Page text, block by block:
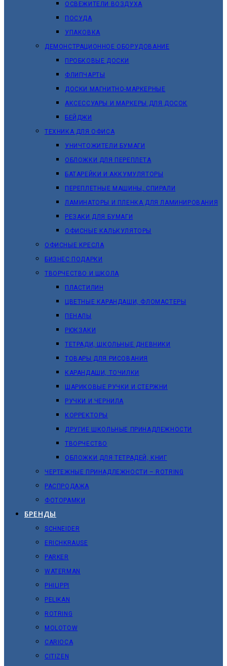
ОСВЕЖИТЕЛИ ВОЗДУХА
ПОСУДА
УПАКОВКА
ДЕМОНСТРАЦИОННОЕ ОБОРУДОВАНИЕ
ПРОБКОВЫЕ ДОСКИ
ФЛИПЧАРТЫ
ДОСКИ МАГНИТНО-МАРКЕРНЫЕ
АКСЕССУАРЫ И МАРКЕРЫ ДЛЯ ДОСОК
БЕЙДЖИ
ТЕХНИКА ДЛЯ ОФИСА
УНИЧТОЖИТЕЛИ БУМАГИ
ОБЛОЖКИ ДЛЯ ПЕРЕПЛЕТА
БАТАРЕЙКИ И АККУМУЛЯТОРЫ
ПЕРЕПЛЕТНЫЕ МАШИНЫ, СПИРАЛИ
ЛАМИНАТОРЫ И ПЛЕНКА ДЛЯ ЛАМИНИРОВАНИЯ
РЕЗАКИ ДЛЯ БУМАГИ
ОФИСНЫЕ КАЛЬКУЛЯТОРЫ
ОФИСНЫЕ КРЕСЛА
БИЗНЕС ПОДАРКИ
ТВОРЧЕСТВО И ШКОЛА
ПЛАСТИЛИН
ЦВЕТНЫЕ КАРАНДАШИ, ФЛОМАСТЕРЫ
ПЕНАЛЫ
РЮКЗАКИ
ТЕТРАДИ, ШКОЛЬНЫЕ ДНЕВНИКИ
ТОВАРЫ ДЛЯ РИСОВАНИЯ
КАРАНДАШИ, ТОЧИЛКИ
ШАРИКОВЫЕ РУЧКИ И СТЕРЖНИ
РУЧКИ И ЧЕРНИЛА
КОРРЕКТОРЫ
ДРУГИЕ ШКОЛЬНЫЕ ПРИНАДЛЕЖНОСТИ
ТВОРЧЕСТВО
ОБЛОЖКИ ДЛЯ ТЕТРАДЕЙ, КНИГ
ЧЕРТЕЖНЫЕ ПРИНАДЛЕЖНОСТИ – ROTRING
РАСПРОДАЖА
ФОТОРАМКИ
БРЕНДЫ
SCHNEIDER
ERICHKRAUSE
PARKER
WATERMAN
PHILIPPI
PELIKAN
ROTRING
MOLOTOW
CARIOCA
CITIZEN